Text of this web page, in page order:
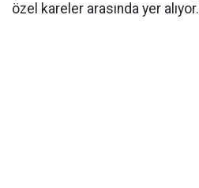
özel kareler arasında yer alıyor.